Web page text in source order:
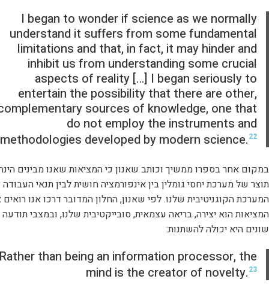
I began to wonder if science as we normally
understand it suffers from some fundamental
limitations and that, in fact, it may hinder and
inhibit us from understanding some crucial
aspects of reality […] I began seriously to
entertain the possibility that there are other,
sources of knowledge, one that
do not employ the instruments and
methodologies developed by modern science.22
במקום אחר בספרו ממשיך וכותב שאנון כי המציאות שאנו מבינים
תוצר של מערכת יחסי גומלין בין אינפורמציה חושית לבין תנאי
המערכת הקוגניטיבית שלנו. לפי שאנון, החלון המדובר דרכו אנו
המציאות הוא יצירה, בריאה עצמאית, סובייקטיבית שלנו, ובמצבי תודעה
שונים היא יכולה להשתנות:
than being an information processor, the
mind is the creator of novelty.23